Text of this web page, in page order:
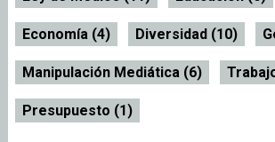
Economía (4) Diversidad (10)
Manipulación Mediática (6)
Presupuesto (1)